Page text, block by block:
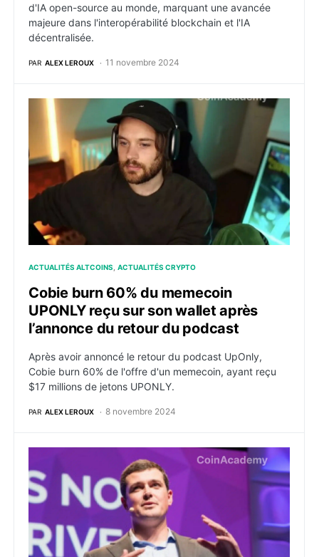
d'IA open-source au monde, marquant une avancée
majeure dans l'interopérabilité blockchain et l'IA
décentralisée.
PAR ALEX LEROUX 11 novembre 2024
Cobie burn 60% du memecoin UPONLY reçu sur
ACTUALITÉS ALTCOINS ACTUALITÉS CRYPTO
Cobie burn 60% du memecoin
UPONLY reçu sur son wallet après
l’annonce du retour du podcast
Après avoir annoncé le retour du podcast UpOnly,
Cobie burn 60% de l'offre d'un memecoin, ayant reçu
$17 millions de jetons UPONLY.
PAR ALEX LEROUX 8 novembre 2024
Polygon, et Magic Labs lancent Newton : une